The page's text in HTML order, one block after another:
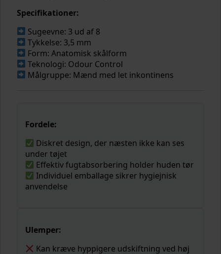
Specifikationer:
Sugeevne: 3 ud af 8
Tykkelse: 3,5 mm
Form: Anatomisk skålform
Teknologi: Odour Control
Målgruppe: Mænd med let inkontinens
Fordele:
Diskret design, der næsten ikke kan ses
under tøjet
Effektiv fugtabsorbering holder huden tør
Individuel emballage sikrer hygiejnisk
anvendelse
Ulemper:
Kan kræve hyppigere udskiftning ved høj